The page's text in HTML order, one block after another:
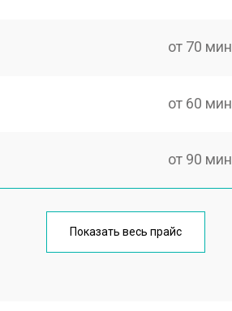
от 70 мин
от 60 мин
от 90 мин
от 70 мин
Показать весь прайс